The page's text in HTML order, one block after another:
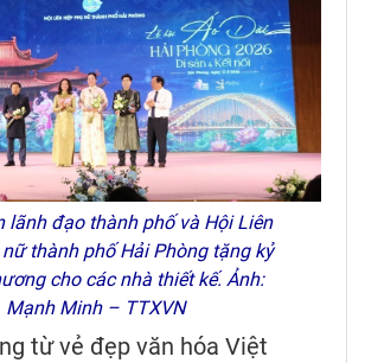
lãnh đạo thành phố và Hội Liên
thành phố Hải Phòng tặng kỷ
cho các nhà thiết kế. Ảnh:
Mạnh Minh – TTXVN
từ vẻ đẹp văn hóa Việt